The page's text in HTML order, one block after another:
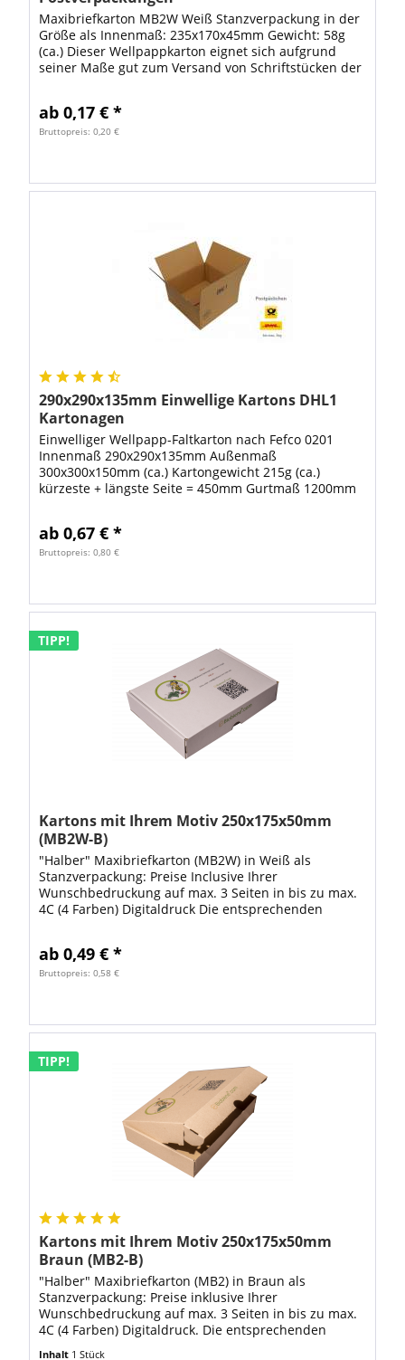
Maxibriefkarton MB2W Weiß Stanzverpackung in der
Größe als Innenmaß: 235x170x45mm Gewicht: 58g
(ca.) Dieser Wellpappkarton eignet sich aufgrund
seiner Maße gut zum Versand von Schriftstücken der
ab 0,17 € *
Bruttopreis: 0,20 €
290x290x135mm Einwellige Kartons DHL1
Kartonagen
Einwelliger Wellpapp-Faltkarton nach Fefco 0201
Innenmaß 290x290x135mm Außenmaß
300x300x150mm (ca.) Kartongewicht 215g (ca.)
kürzeste + längste Seite = 450mm Gurtmaß 1200mm
ab 0,67 € *
Bruttopreis: 0,80 €
TIPP!
Kartons mit Ihrem Motiv 250x175x50mm
(MB2W-B)
"Halber" Maxibriefkarton (MB2W) in Weiß als
Stanzverpackung: Preise Inclusive Ihrer
Wunschbedruckung auf max. 3 Seiten in bis zu max.
4C (4 Farben) Digitaldruck Die entsprechenden
ab 0,49 € *
Bruttopreis: 0,58 €
TIPP!
Kartons mit Ihrem Motiv 250x175x50mm
Braun (MB2-B)
"Halber" Maxibriefkarton (MB2) in Braun als
Stanzverpackung: Preise inklusive Ihrer
Wunschbedruckung auf max. 3 Seiten in bis zu max.
4C (4 Farben) Digitaldruck. Die entsprechenden
Inhalt 1 Stück